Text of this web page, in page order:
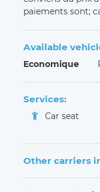
Other carriers
Customers'
5.00 / 5 - 7
Tres satisfaite
vol, le trajet a
vehicule propre,